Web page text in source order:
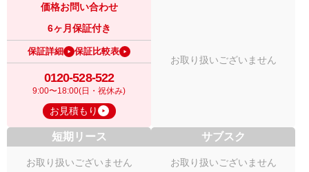
価格お問い合わせ
6ヶ月保証付き
保証詳細 保証比較表
0120-528-522
9:00〜18:00(日・祝休み)
お見積もり
お取り扱いございません
短期リース
お取り扱いございません
サブスク
お取り扱いございません